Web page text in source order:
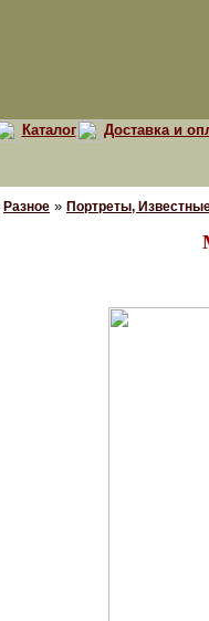
Каталог Доставка и
Разное » Портреты,